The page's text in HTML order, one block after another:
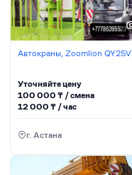
Автокраны, Zoomlion QY25V
Уточняйте цену
100 000 ₸ / сменa
12 000 ₸ / час
г. Астана